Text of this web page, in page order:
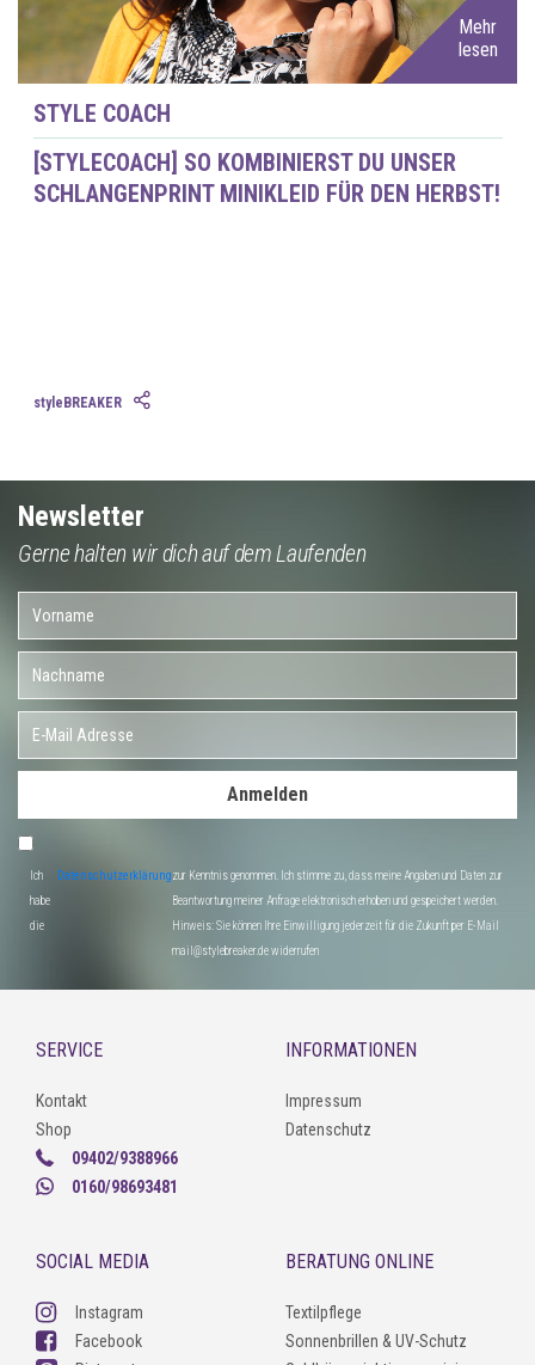
Mehr
lesen
STYLE COACH
[STYLECOACH] SO KOMBINIERST DU UNSER
SCHLANGENPRINT MINIKLEID FÜR DEN HERBST!
styleBREAKER
Newsletter
Gerne halten wir dich auf dem Laufenden
Anmelden
Ich
habe
die
Datenschutzerklärungzur Kenntnis genommen. Ich stimme zu, dass meine Angaben und Daten zur
Beantwortung meiner Anfrage elektronisch erhoben und gespeichert werden.
Hinweis: Sie können Ihre Einwilligung jederzeit für die Zukunft per E-Mail
mail@stylebreaker.de widerrufen
SERVICE
Kontakt
Shop
09402/9388966
0160/98693481
INFORMATIONEN
Impressum
Datenschutz
SOCIAL MEDIA
Instagram
Facebook
BERATUNG ONLINE
Textilpflege
Sonnenbrillen & UV-Schutz